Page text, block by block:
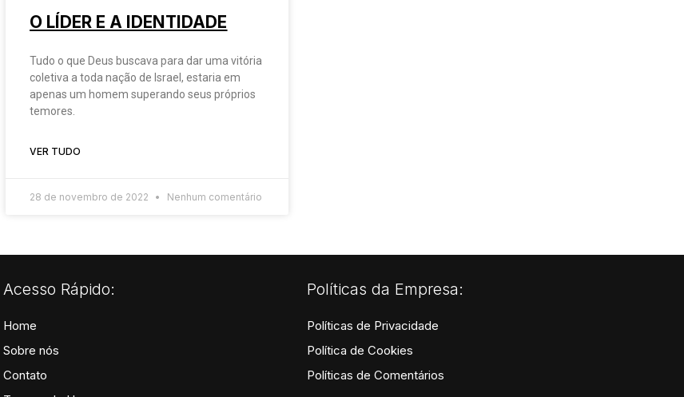
O LÍDER E A IDENTIDADE
Tudo o que Deus buscava para dar uma vitória
coletiva a toda nação de Israel, estaria em
apenas um homem superando seus próprios
temores.
VER TUDO
28 de novembro de 2022 Nenhum comentário
Acesso Rápido:
Home
Sobre nós
Contato
Políticas da Empresa:
Políticas de Privacidade
Política de Cookies
Políticas de Comentários